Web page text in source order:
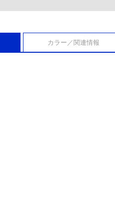
カラー／関連情報